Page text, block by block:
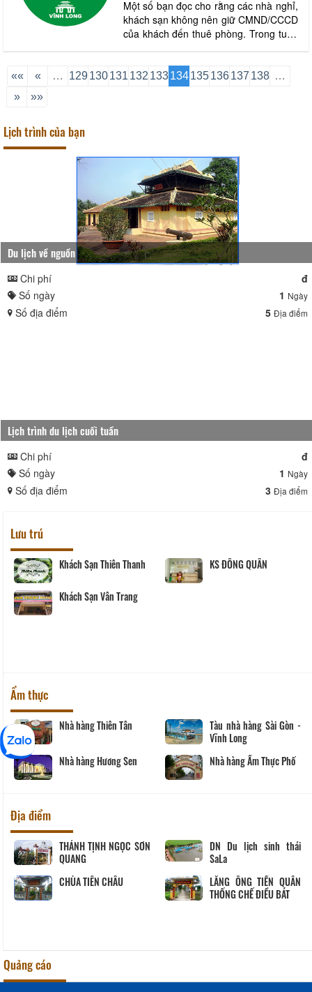
Một số bạn đọc cho rằng các nhà nghỉ,
khách sạn không nên giữ CMND/CCCD
của khách đến thuê phòng. Trong tuần
khách lưu trú đã nhận được nhiều sự
quan tâm của bạn đọc. Vì việc giữ
«« « … 129 130 131 132 133 134 135 136 137 138 …
»
»»
Lịch trình của bạn
Du lịch về nguồn
Chi phí
đ
Số ngày
1 Ngày
Số địa điểm 5 Địa điểm
Lịch trình du lịch cuối tuần
Chi phí
đ
Số ngày
1 Ngày
Số địa điểm 3 Địa điểm
Lưu trú
Khách sạn Ngũ Long Hai
Khách Sạn Minh Khuê
Khách Sạn Thiên Thanh
Ẩm thực
hàng Thiên Tân
Tàu nhà hàng Sài Gòn -
Vĩnh Long
hàng Hương Sen
Nhà hàng Ẩm Thực Phố Nhà
Địa điểm
TỊNH NGỌC SƠN
DN Du lịch sinh thái
TIÊN CHÂU
LĂNG ÔNG TIỀN QUÂN
THỐNG CHẾ ĐIỀU BÁT
Út
Quảng cáo